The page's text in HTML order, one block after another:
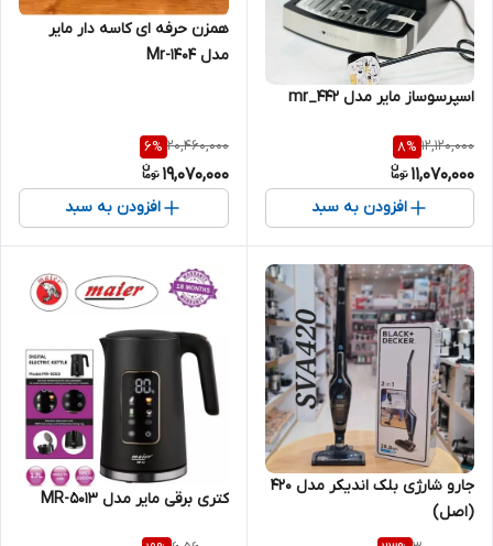
اسپرسوساز مایر مدل mr_442
12,120,000
8%
11,070,000
افزودن به سبد
همزن حرفه ای کاسه دار مایر
مدل Mr-1404
20,460,000
6%
19,070,000
افزودن به سبد
جارو شارژی بلک اندیکر مدل ۴۲۰
(اصل)
کتری برقی مایر مدل MR-5013